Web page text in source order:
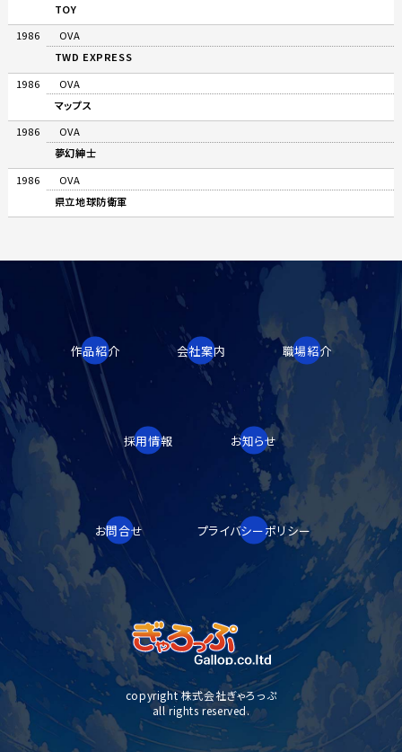
TOY
1986
OVA
TWD EXPRESS
1986
OVA
マップス
1986
OVA
夢幻紳士
1986
OVA
県立地球防衛軍
作品紹介 会社案内 職場紹介
採用情報 お知らせ
お問合せ プライバシーポリシー
copyright 株式会社ぎゃろっぷ
all rights reserved.